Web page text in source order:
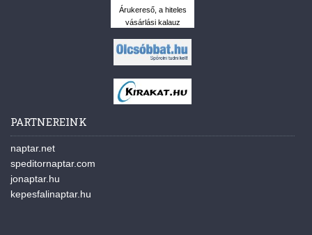
Árukereső, a hiteles
vásárlási kalauz
PARTNEREINK
naptar.net
speditornaptar.com
jonaptar.hu
kepesfalinaptar.hu